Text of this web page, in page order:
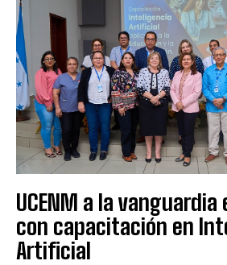
UCENM a la
con capacitación en
Artificial